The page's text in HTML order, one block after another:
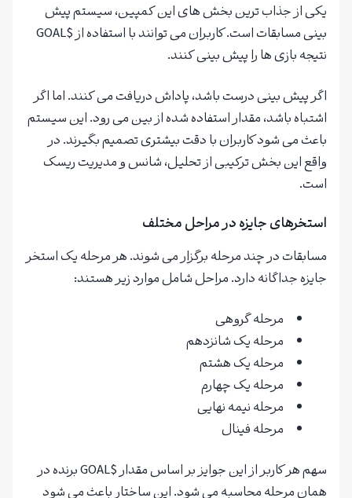
یکی از جذاب ترین بخش های این کمپین، سیستم پیش
بینی مسابقات است. کاربران می توانند با استفاده از $GOAL
نتیجه بازی ها را پیش بینی کنند.
اگر پیش بینی درست باشد، پاداش دریافت می کنند. اما اگر
اشتباه باشد، مقدار استفاده شده از بین می رود. این سیستم
باعث می شود کاربران با دقت بیشتری تصمیم بگیرند. در
واقع این بخش ترکیبی از تحلیل، شانس و مدیریت ریسک
است.
استخرهای جایزه در مراحل مختلف
مسابقات در چند مرحله برگزار می شوند. هر مرحله یک استخر
جایزه جداگانه دارد. مراحل شامل موارد زیر هستند:
مرحله گروهی
مرحله یک شانزدهم
مرحله یک هشتم
مرحله یک چهارم
مرحله نیمه نهایی
مرحله فینال
سهم هر کاربر از این جوایز بر اساس مقدار $GOAL برنده در
همان مرحله محاسبه می شود. این ساختار باعث می شود